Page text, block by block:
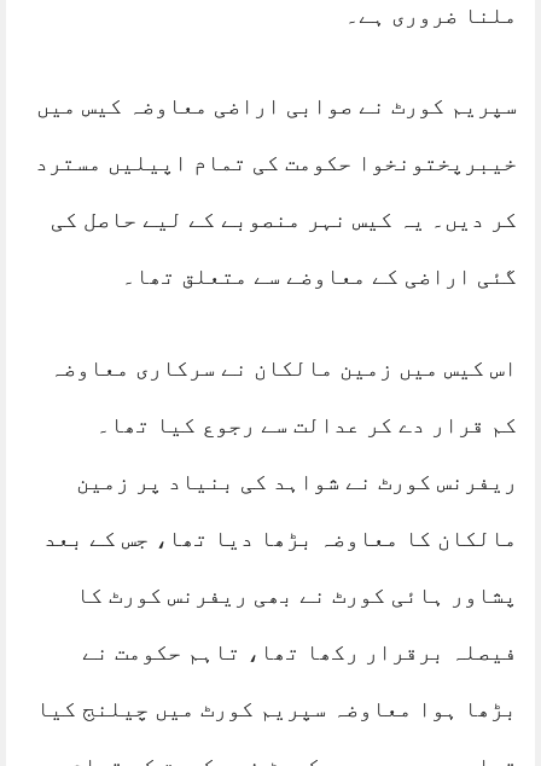
ملنا ضروری ہے۔
سپریم کورٹ نے صوابی اراضی معاوضہ کیس میں
خیبرپختونخوا حکومت کی تمام اپیلیں مسترد
کر دیں۔ یہ کیس نہر منصوبے کے لیے حاصل کی
گئی اراضی کے معاوضے سے متعلق تھا۔
اس کیس میں زمین مالکان نے سرکاری معاوضہ
کم قرار دے کر عدالت سے رجوع کیا تھا۔
ریفرنس کورٹ نے شواہد کی بنیاد پر زمین
مالکان کا معاوضہ بڑھا دیا تھا، جس کے بعد
پشاور ہائی کورٹ نے بھی ریفرنس کورٹ کا
فیصلہ برقرار رکھا تھا، تاہم حکومت نے
بڑھا ہوا معاوضہ سپریم کورٹ میں چیلنج کیا